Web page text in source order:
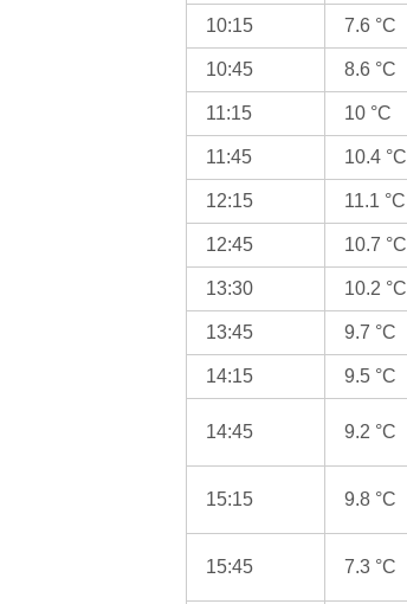
10:15 7.6 °C
10:45 8.6 °C
11:15 10 °C
11:45 10.4 °C
12:15 11.1 °C
12:45 10.7 °C
13:30 10.2 °C
13:45 9.7 °C
14:15 9.5 °C
14:45 9.2 °C
15:15 9.8 °C
15:45 7.3 °C